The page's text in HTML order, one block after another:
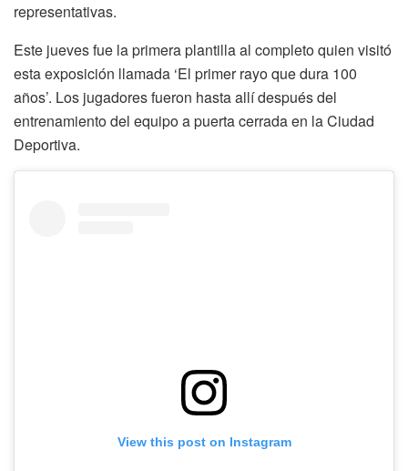
representativas.
Este jueves fue la primera plantilla al completo quien visitó
esta exposición llamada ‘El primer rayo que dura 100
años’. Los jugadores fueron hasta allí después del
entrenamiento del equipo a puerta cerrada en la Ciudad
Deportiva.
View this post on Instagram